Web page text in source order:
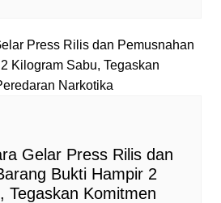
Gelar Press Rilis dan
Bukti Hampir 2
Tegaskan Komitmen